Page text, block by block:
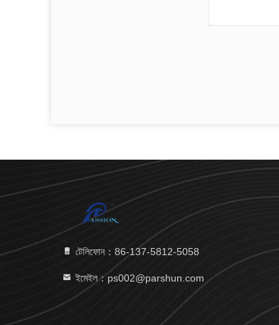
টেলিফোন：86-137-5812-5058
ইমেইল：ps002@parshun.com